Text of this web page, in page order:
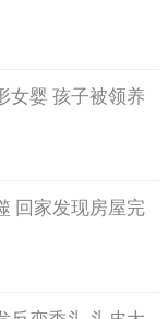
女婴 孩子被领养
回家发现房屋完